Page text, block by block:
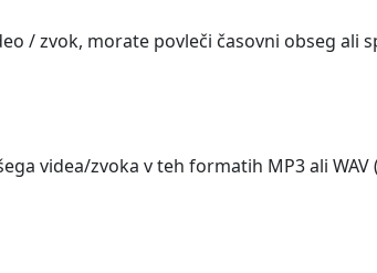
/ zvok, morate povleči časovni obseg ali
videa/zvoka v teh formatih MP3 ali WAV